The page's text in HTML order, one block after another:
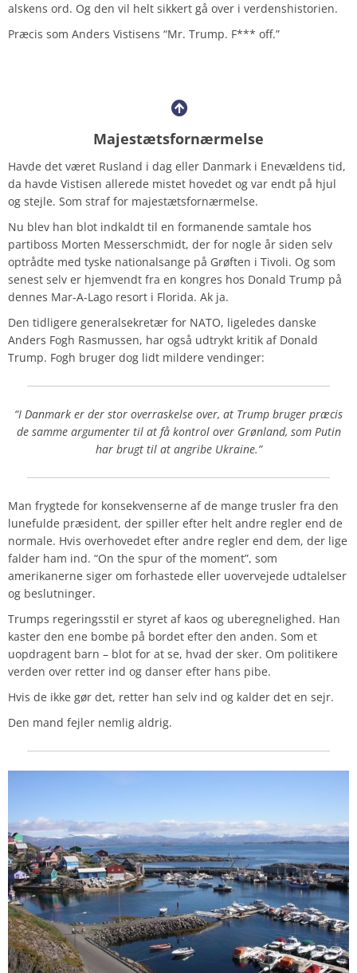
alskens ord. Og den vil helt sikkert gå over i verdenshistorien.
Præcis som Anders Vistisens “Mr. Trump. F*** off.”
Majestætsfornærmelse
Havde det været Rusland i dag eller Danmark i Enevældens tid,
da havde Vistisen allerede mistet hovedet og var endt på hjul
og stejle. Som straf for majestætsfornærmelse.
Nu blev han blot indkaldt til en formanende samtale hos
partiboss Morten Messerschmidt, der for nogle år siden selv
optrådte med tyske nationalsange på Grøften i Tivoli. Og som
senest selv er hjemvendt fra en kongres hos Donald Trump på
dennes Mar-A-Lago resort i Florida. Ak ja.
Den tidligere generalsekretær for NATO, ligeledes danske
Anders Fogh Rasmussen, har også udtrykt kritik af Donald
Trump. Fogh bruger dog lidt mildere vendinger:
“I Danmark er der stor overraskelse over, at Trump bruger præcis
de samme argumenter til at få kontrol over Grønland, som Putin
har brugt til at angribe Ukraine.”
Man frygtede for konsekvenserne af de mange trusler fra den
lunefulde præsident, der spiller efter helt andre regler end de
normale. Hvis overhovedet efter andre regler end dem, der lige
falder ham ind. “On the spur of the moment”, som
amerikanerne siger om forhastede eller uovervejede udtalelser
og beslutninger.
Trumps regeringsstil er styret af kaos og uberegnelighed. Han
kaster den ene bombe på bordet efter den anden. Som et
uopdragent barn – blot for at se, hvad der sker. Om politikere
verden over retter ind og danser efter hans pibe.
Hvis de ikke gør det, retter han selv ind og kalder det en sejr.
Den mand fejler nemlig aldrig.